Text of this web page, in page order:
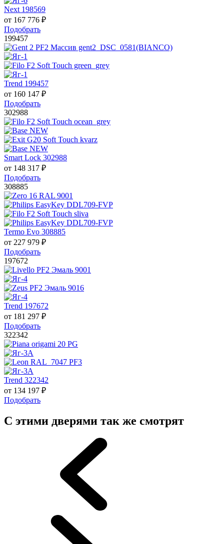
Next 198569
от 167 776 ₽
Подобрать
199457
Trend 199457
от 160 147 ₽
Подобрать
302988
Smart Lock 302988
от 148 317 ₽
Подобрать
308885
Termo Evo 308885
от 227 979 ₽
Подобрать
197672
Trend 197672
от 181 297 ₽
Подобрать
322342
Trend 322342
от 134 197 ₽
Подобрать
С этими дверями так же смотрят